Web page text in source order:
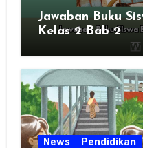
Jawaban Buku
Kelas 2 Bab 2
News Pendidikan